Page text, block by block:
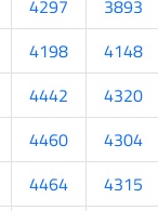
4297 3893
4198 4148
4442 4320
4460 4304
4464 4315